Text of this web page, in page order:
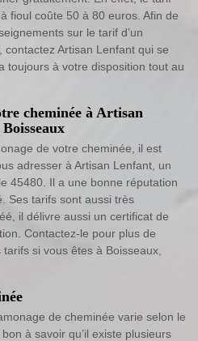
fioul coûte 50 à 80 euros. Afin de
sur le tarif d’un
Artisan Lenfant qui se
toujours à votre disposition tout au
cheminée à Artisan
de votre cheminée, il est
adresser à Artisan Lenfant, un
45480. Il a une bonne réputation
Ses tarifs sont aussi très
il délivre aussi un certificat de
Contactez-le pour plus de
si vous êtes à Boisseaux,
de cheminée varie selon le
à savoir qu’il existe plusieurs